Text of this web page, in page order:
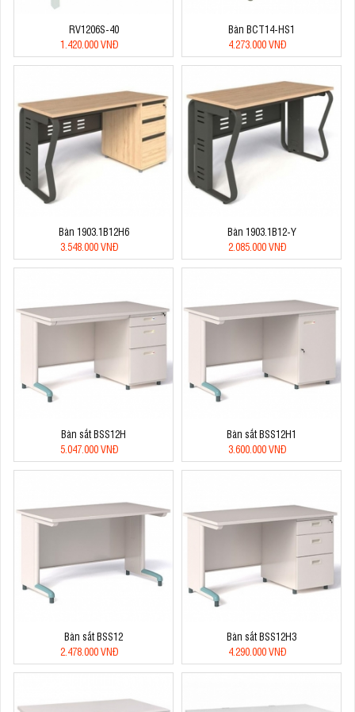
RV1206S-40
1.420.000 VNĐ
Bàn BCT14-HS1
4.273.000 VNĐ
Bàn 1903.1B12H6
3.548.000 VNĐ
Bàn 1903.1B12-Y
2.085.000 VNĐ
Bàn sắt BSS12H
5.047.000 VNĐ
Bàn sắt BSS12H1
3.600.000 VNĐ
Bàn sắt BSS12
2.478.000 VNĐ
Bàn sắt BSS12H3
4.290.000 VNĐ